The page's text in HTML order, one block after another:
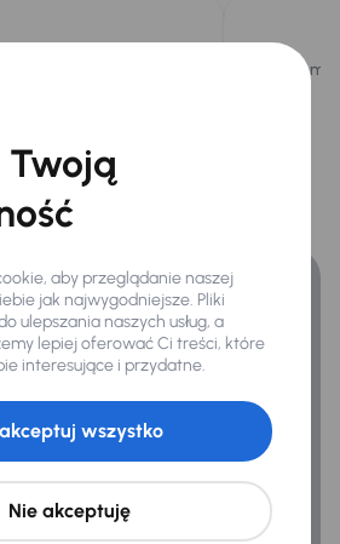
przed przeszkoda
toru jazdy
jest w efektywny
o mocy 110KM.
Istnieje
Tak Nie
finansowania niż v banku.
aby przeglądanie naszej
jak najwygodniejsze. Pliki
ulepszania naszych usług, a
lepiej oferować Ci treści, które
interesujące i przydatne.
Nie akceptuję
wszystko